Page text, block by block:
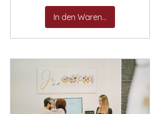
In den Warenkorb